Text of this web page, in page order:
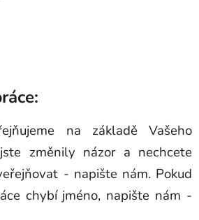
na základě Vašeho
změnily názor a nechcete
- napište nám. Pokud
chybí jméno, napište nám -